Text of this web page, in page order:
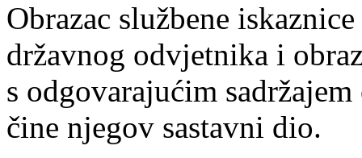
Obrazac službene
državnog odvjetnika i
s odgovarajućim
čine njegov sastavni dio.